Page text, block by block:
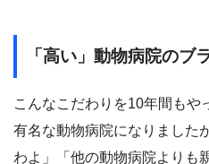
「高い」動物病院のブ
こんなこだわりを10年間もや
有名な動物病院になりました
わよ」「他の動物病院よりも